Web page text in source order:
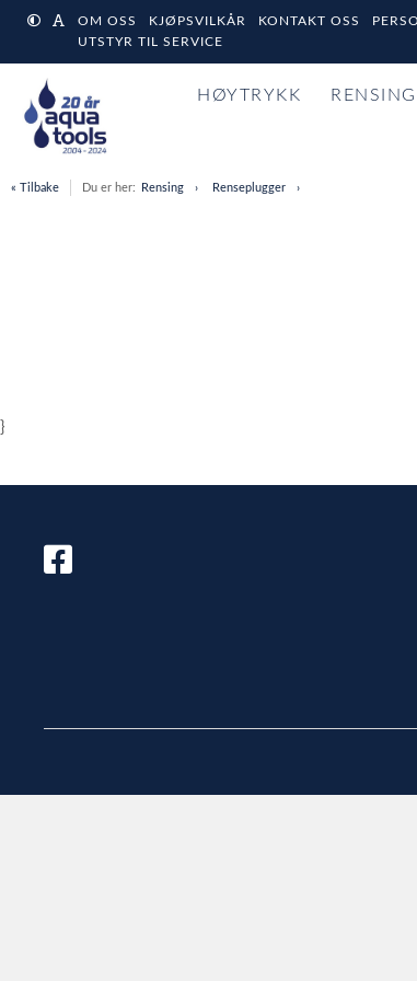
OM OSS KJØPSVILKÅR KONTAKT OSS
UTSTYR TIL SERVICE
HØYTRYKK RENSING
« Tilbake Du er her: Rensing Renseplugger
}